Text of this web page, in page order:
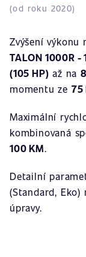
(od roku 2020)
Zvýšení
TALON 1000R -
(105 HP) až na
momentu ze 75
Maximální
kombinovaná
100 KM.
Detailní
(Standard,
úpravy.